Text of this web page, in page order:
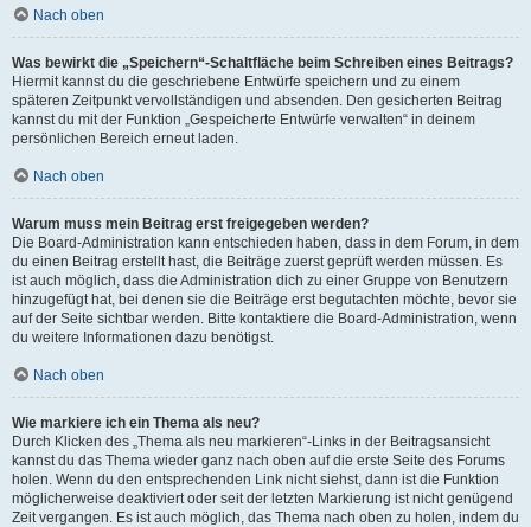
Nach oben
Was bewirkt die „Speichern“-Schaltfläche beim Schreiben eines Beitrags?
Hiermit kannst du die geschriebene Entwürfe speichern und zu einem
späteren Zeitpunkt vervollständigen und absenden. Den gesicherten Beitrag
kannst du mit der Funktion „Gespeicherte Entwürfe verwalten“ in deinem
persönlichen Bereich erneut laden.
Nach oben
Warum muss mein Beitrag erst freigegeben werden?
Die Board-Administration kann entschieden haben, dass in dem Forum, in dem
du einen Beitrag erstellt hast, die Beiträge zuerst geprüft werden müssen. Es
ist auch möglich, dass die Administration dich zu einer Gruppe von Benutzern
hinzugefügt hat, bei denen sie die Beiträge erst begutachten möchte, bevor sie
auf der Seite sichtbar werden. Bitte kontaktiere die Board-Administration, wenn
du weitere Informationen dazu benötigst.
Nach oben
Wie markiere ich ein Thema als neu?
Durch Klicken des „Thema als neu markieren“-Links in der Beitragsansicht
kannst du das Thema wieder ganz nach oben auf die erste Seite des Forums
holen. Wenn du den entsprechenden Link nicht siehst, dann ist die Funktion
möglicherweise deaktiviert oder seit der letzten Markierung ist nicht genügend
Zeit vergangen. Es ist auch möglich, das Thema nach oben zu holen, indem du